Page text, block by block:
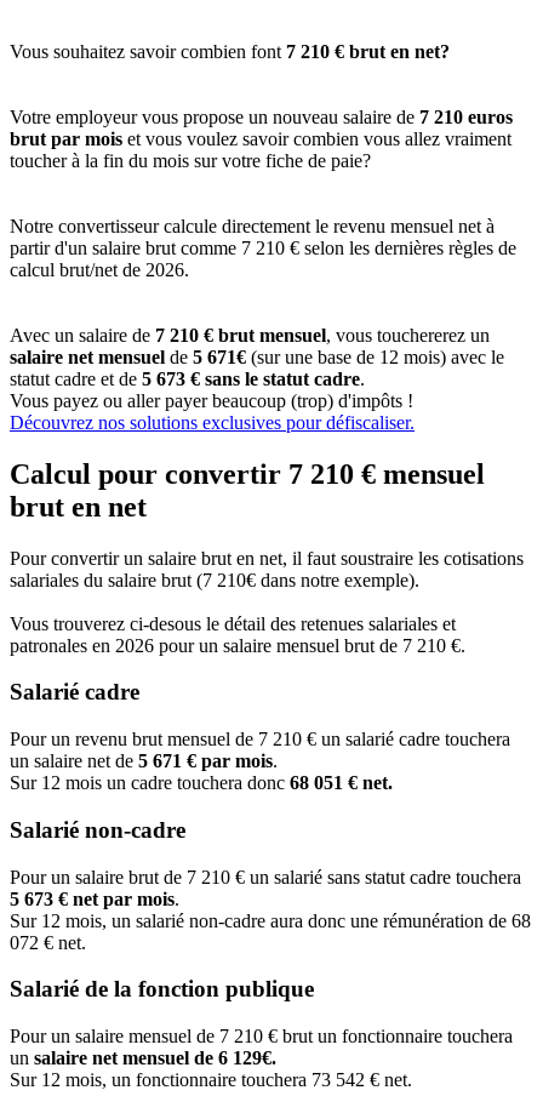
Vous souhaitez savoir combien font 7 210 € brut en net?
Votre employeur vous propose un nouveau salaire de 7 210 euros
brut par mois et vous voulez savoir combien vous allez vraiment
toucher à la fin du mois sur votre fiche de paie?
Notre convertisseur calcule directement le revenu mensuel net à
partir d'un salaire brut comme 7 210 € selon les dernières règles de
calcul brut/net de 2026.
Avec un salaire de 7 210 € brut mensuel, vous touchererez un
salaire net mensuel de 5 671€ (sur une base de 12 mois) avec le
statut cadre et de 5 673 € sans le statut cadre.
Vous payez ou aller payer beaucoup (trop) d'impôts !
Découvrez nos solutions exclusives pour défiscaliser.
Calcul pour convertir 7 210 € mensuel
brut en net
Pour convertir un salaire brut en net, il faut soustraire les cotisations
salariales du salaire brut (7 210€ dans notre exemple).
Vous trouverez ci-desous le détail des retenues salariales et
patronales en 2026 pour un salaire mensuel brut de 7 210 €.
Salarié cadre
Pour un revenu brut mensuel de 7 210 € un salarié cadre touchera
un salaire net de 5 671 € par mois.
Sur 12 mois un cadre touchera donc 68 051 € net.
Salarié non-cadre
Pour un salaire brut de 7 210 € un salarié sans statut cadre touchera
5 673 € net par mois.
Sur 12 mois, un salarié non-cadre aura donc une rémunération de 68
072 € net.
Salarié de la fonction publique
Pour un salaire mensuel de 7 210 € brut un fonctionnaire touchera
un salaire net mensuel de 6 129€.
Sur 12 mois, un fonctionnaire touchera 73 542 € net.